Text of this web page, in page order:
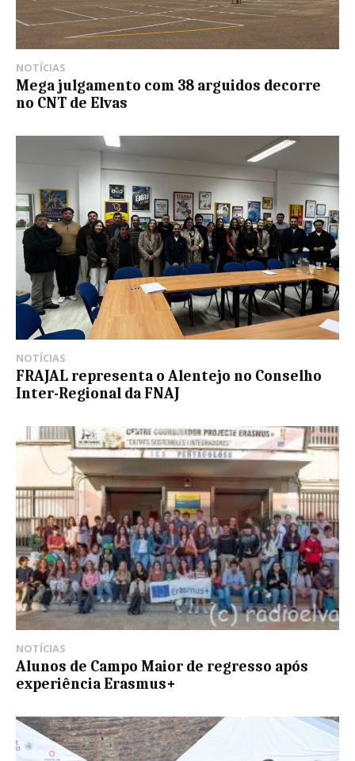
NOTÍCIAS
Mega julgamento com 38 arguidos decorre
no CNT de Elvas
NOTÍCIAS
FRAJAL representa o Alentejo no Conselho
Inter-Regional da FNAJ
NOTÍCIAS
Alunos de Campo Maior de regresso após
experiência Erasmus+